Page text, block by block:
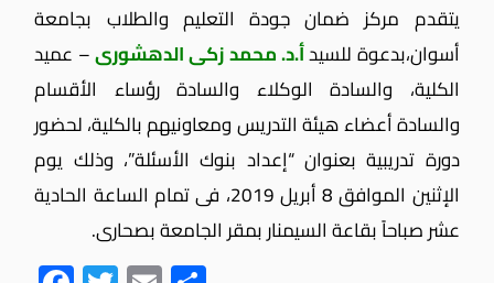
يتقدم مركز ضمان جودة التعليم والطلاب بجامعة
أسوان،بدعوة للسيدأ.د. محمد زكى الدهشورى– عميد
الكلية، والسادة الوكلاء والسادة رؤساء الأقسام
والسادة أعضاء هيئة التدريس ومعاونيهم بالكلية، لحضور
دورة تدريبية بعنوان “إعداد بنوك الأسئلة”، وذلك يوم
الإثنين الموافق 8 أبريل 2019، فى تمام الساعة الحادية
عشر صباحاً بقاعة السيمنار بمقر الجامعة بصحارى.